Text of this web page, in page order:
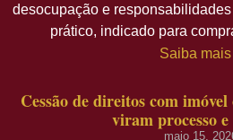
desocupação e
prático, indicado para
Saiba
Cessão de direitos com
viram processo
maio 15,